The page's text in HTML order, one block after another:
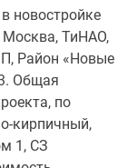
новостройке
Москва, ТиНАО,
Район «Новые
Общая
по
кирпичный,
1, СЗ